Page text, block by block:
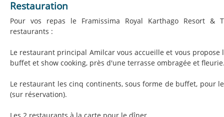
Restauration
Pour vos repas le Framissima Royal Karthago Resort &
restaurants :
Le restaurant principal Amilcar vous accueille et vous propose
buffet et show cooking, près d'une terrasse ombragée et
Le restaurant les cinq continents, sous forme de buffet, pour
(sur réservation).